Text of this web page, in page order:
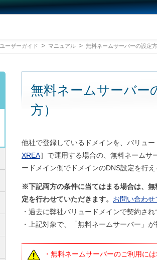
ユーザーガイド マニュアル 無料ネームサーバーの設定
無料ネームサーバー
方）
他社で登録しているドメインを、バリュ
XREA］で運用する場合の、無料ネームサ
ードメイン側でドメインのDNS設定を行え
※下記両方の条件に当てはまる場合は、
定を行わせていただきます。 お問い合わせ
・過去に弊社バリュードメインで契約さ
・上記対象で、「無料ネームサーバー」
・無料ネームサーバーのご利用に